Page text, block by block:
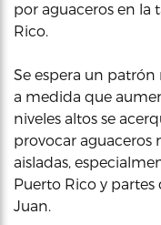
por aguaceros en la
Rico.
Se espera un
a medida que
niveles altos se
provocar aguaceros
aisladas,
Puerto Rico y
Juan.